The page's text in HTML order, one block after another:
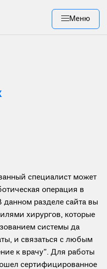
Меню
специалист может
операция в
разделе сайта вы
хирургов, которые
системы да
и связаться с любым
к врачу”. Для работы
сертифицированное